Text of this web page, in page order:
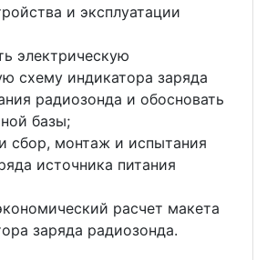
и эксплуатации
электрическую
схему индикатора заряда
радиозонда и обосновать
базы;
сбор, монтаж и испытания
источника питания
расчет макета
заряда радиозонда.